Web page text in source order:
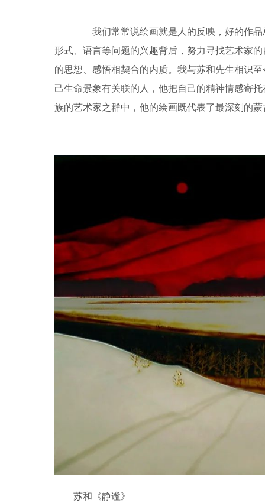
我们常常说绘画就是人的反映，好的作品
形式、语言等问题的兴趣背后，努力寻找艺术家
的思想、感悟相契合的内质。我与苏和先生相识
己生命景象有关联的人，他把自己的精神情感寄
族的艺术家之群中，他的绘画既代表了最深刻的
苏和《静谧》